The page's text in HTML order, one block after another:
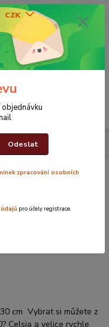
CZK
0 Kč
cm Vybrat si můžete z
Celsia a velice rychle
Odeslat
zpracování osobních
pro účely registrace.